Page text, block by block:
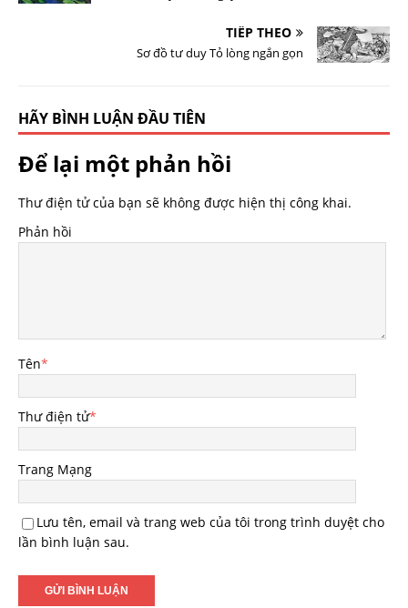
TIẾP THEO
Sơ đồ tư duy Tỏ lòng ngắn gọn
HÃY BÌNH LUẬN ĐẦU TIÊN
Để lại một phản hồi
Thư điện tử của bạn sẽ không được hiện thị công khai.
Phản hồi
Tên*
Thư điện tử*
Trang Mạng
Lưu tên, email và trang web của tôi trong trình duyệt cho
lần bình luận sau.